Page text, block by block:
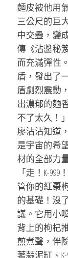
麵皮被他用
三公尺的巨
中交疊，變
傳《沾醬秘
而充滿彈性
盾，發出了
盾劇烈震動
出濃郁的麵
不了太久！
廖沾沾知道
是宇宙的希
材的全部力
「走！K-
管你的紅棗
的基礎！沒
議。它用小
背上的枸杞
煎煮聲，伴
著蒜泥缸、